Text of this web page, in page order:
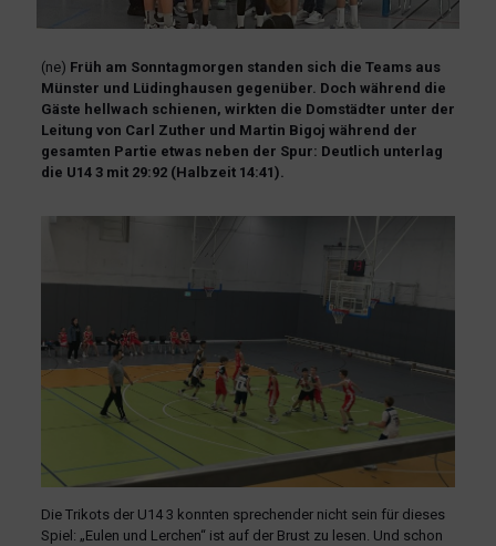
(ne) Früh am Sonntagmorgen standen sich die Teams aus
Münster und Lüdinghausen gegenüber. Doch während die
Gäste hellwach schienen, wirkten die Domstädter unter der
Leitung von Carl Zuther und Martin Bigoj während der
gesamten Partie etwas neben der Spur: Deutlich unterlag
die U14 3 mit 29:92 (Halbzeit 14:41).
Die Trikots der U14 3 konnten sprechender nicht sein für dieses
Spiel: „Eulen und Lerchen“ ist auf der Brust zu lesen. Und schon